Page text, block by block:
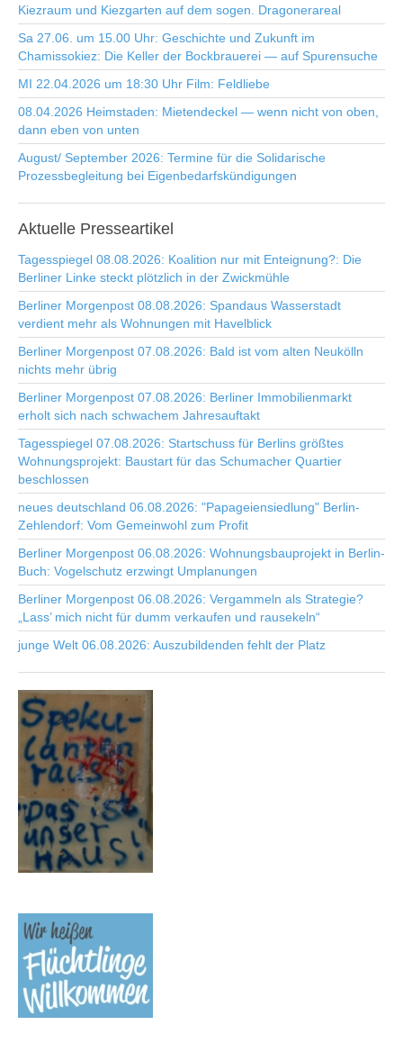
Kiezraum und Kiezgarten auf dem sogen. Dragonerareal
Sa 27.06. um 15.00 Uhr: Geschichte und Zukunft im
Chamissokiez: Die Keller der Bockbrauerei — auf Spurensuche
MI 22.04.2026 um 18:30 Uhr Film: Feldliebe
08.04.2026 Heimstaden: Mietendeckel — wenn nicht von oben,
dann eben von unten
August/ September 2026: Termine für die Solidarische
Prozessbegleitung bei Eigenbedarfskündigungen
Aktuelle Presseartikel
Tagesspiegel 08.08.2026: Koalition nur mit Enteignung?: Die
Berliner Linke steckt plötzlich in der Zwickmühle
Berliner Morgenpost 08.08.2026: Spandaus Wasserstadt
verdient mehr als Wohnungen mit Havelblick
Berliner Morgenpost 07.08.2026: Bald ist vom alten Neukölln
nichts mehr übrig
Berliner Morgenpost 07.08.2026: Berliner Immobilienmarkt
erholt sich nach schwachem Jahresauftakt
Tagesspiegel 07.08.2026: Startschuss für Berlins größtes
Wohnungsprojekt: Baustart für das Schumacher Quartier
beschlossen
neues deutschland 06.08.2026: "Papageiensiedlung" Berlin-
Zehlendorf: Vom Gemeinwohl zum Profit
Berliner Morgenpost 06.08.2026: Wohnungsbauprojekt in Berlin-
Buch: Vogelschutz erzwingt Umplanungen
Berliner Morgenpost 06.08.2026: Vergammeln als Strategie?
„Lass’ mich nicht für dumm verkaufen und rausekeln“
junge Welt 06.08.2026: Auszubildenden fehlt der Platz